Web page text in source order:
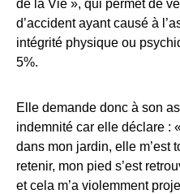
de la Vie », qui permet de
d’accident ayant causé à
intégrité physique ou
5%.
Elle demande donc à son
indemnité car elle déclare :
dans mon jardin, elle m’est
retenir, mon pied s’est
et cela m’a violemment